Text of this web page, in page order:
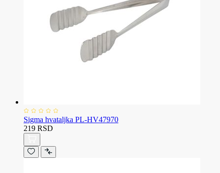
Sigma hvataljka PL-HV47970
219 RSD